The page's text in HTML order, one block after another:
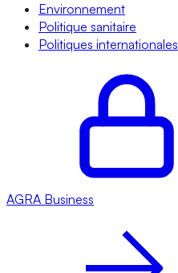
Environnement
Politique sanitaire
Politiques internationales
AGRA Business